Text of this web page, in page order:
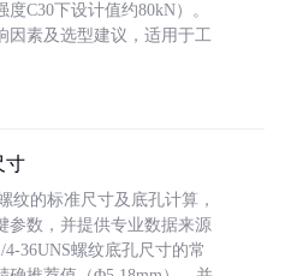
C30下设计值约80kN）。
因素及选型建议，适用于工
寸
纹的标准尺寸及底孔计算，
参数，并提供专业数据来源
4-36UNS螺纹底孔尺寸的常